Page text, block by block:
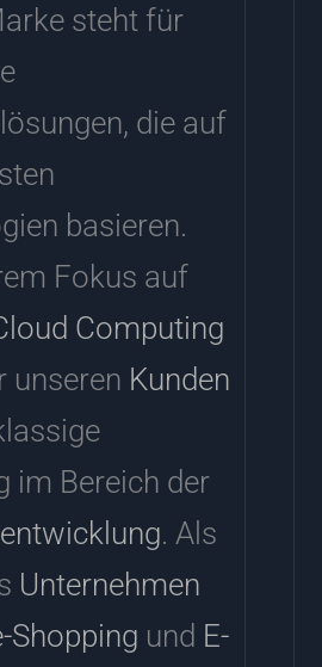
steht für
die auf
basieren.
Fokus auf
Computing
unseren Kunden
im Bereich der
. Als
Unternehmen
Shopping und E-